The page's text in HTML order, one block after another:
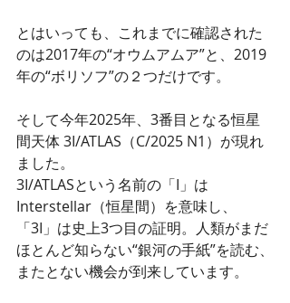
とはいっても、これまでに確認された
のは2017年の“オウムアムア”と、2019
年の“ボリソフ”の２つだけです。
そして今年2025年、3番目となる恒星
間天体 3I/ATLAS（C/2025 N1）が現れ
ました。
3I/ATLASという名前の「I」は
Interstellar（恒星間）を意味し、
「3I」は史上3つ目の証明。人類がまだ
ほとんど知らない“銀河の手紙”を読む、
またとない機会が到来しています。